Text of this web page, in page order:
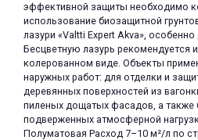
эффективной защиты необходимо
использование биозащитной
лазури «Valtti Expert Akva»,
Бесцветную лазурь рекомендуется
колерованном виде. Объекты
наружных работ: для отделки и
деревянных поверхностей из
пиленых дощатых фасадов, а также
подверженных атмосферной
Полуматовая Расход 7–10 м²/л по